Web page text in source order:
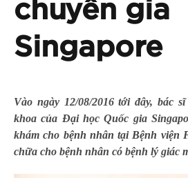
chuyên gia
Singapore
Vào ngày 12/08/2016 tới đây, bác
khoa của Đại học Quốc gia
khám cho bệnh nhân tại Bệnh viện
chữa cho bệnh nhân có bệnh lý giác